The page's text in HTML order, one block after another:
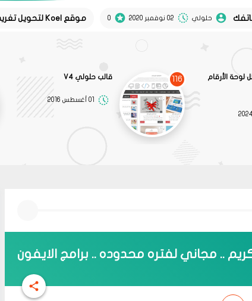
حلولي 02 نوفمبر 2020 0 موقع Koel لتحويل تغريدات twitter إلى منشورات instagram
الأرقام
116 قالب حلولي V4
01 أغسطس 2016
.. مجاني لفتره محدوده .. برامج الايفون